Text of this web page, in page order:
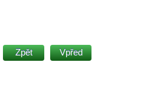
Zpět Vpřed